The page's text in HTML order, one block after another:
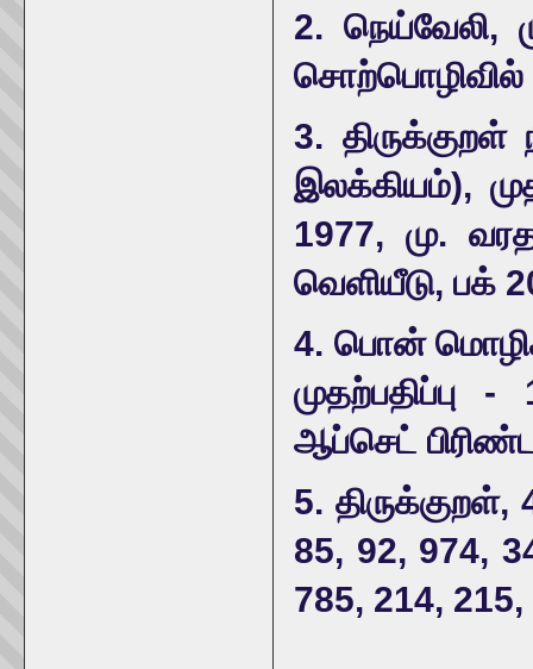
2. நெய்வேலி,
சொற்பொழிவில்
3.
இலக்கியம்),
1977, மு.
வெளியீடு, பக்
4. பொன்
முதற்பதிப்பு
ஆப்செட்
5.
85, 92, 974,
785, 214, 215,